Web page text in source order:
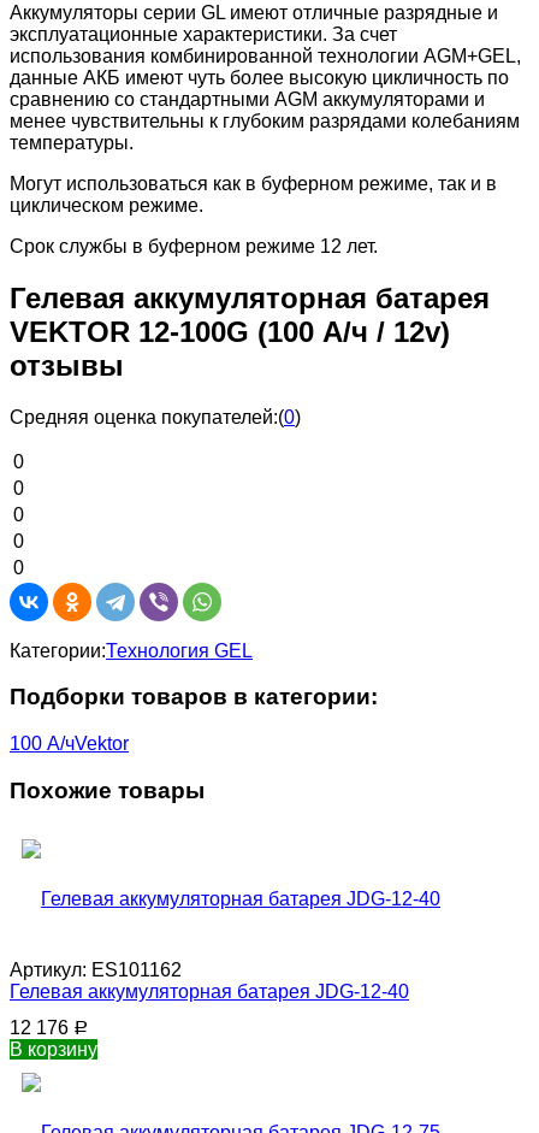
Аккумуляторы серии GL имеют отличные разрядные и
эксплуатационные характеристики. За счет
использования комбинированной технологии AGM+GEL,
данные АКБ имеют чуть более высокую цикличность по
сравнению со стандартными AGM аккумуляторами и
менее чувствительны к глубоким разрядами колебаниям
температуры.
Могут использоваться как в буферном режиме, так и в
циклическом режиме.
Срок службы в буферном режиме 12 лет.
Гелевая аккумуляторная батарея
VEKTOR 12-100G (100 А/ч / 12v)
отзывы
Средняя оценка покупателей:(0)
0
0
0
0
0
Категории:Технология GEL
Подборки товаров в категории:
100 А/чVektor
Похожие товары
Артикул: ES101162
Гелевая аккумуляторная батарея JDG-12-40
12 176 Р
В корзину